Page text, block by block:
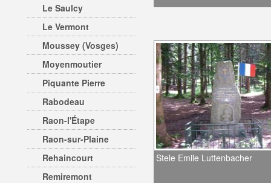
Le Saulcy
Le Vermont
Moussey (Vosges)
Moyenmoutier
Piquante Pierre
Rabodeau
Raon-l'Étape
Raon-sur-Plaine
Rehaincourt
Remiremont
Stele Emile Luttenbacher